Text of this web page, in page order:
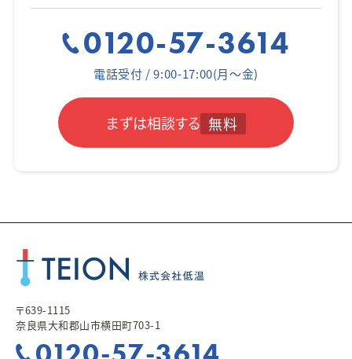
0120-57-3614
電話受付 / 9:00-17:00(月～金)
まずは相談する 無料
〒639-1115
奈良県大和郡山市横田町703-1